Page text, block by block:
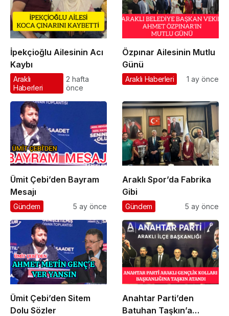
İpekçioğlu Ailesinin Acı
Kaybı
Araklı
Haberleri
2 hafta
önce
Özpınar Ailesinin Mutlu
Günü
Araklı Haberleri 1 ay önce
Ümit Çebi’den Bayram
Mesajı
Gündem 5 ay önce
Araklı Spor’da Fabrika
Gibi
Gündem 5 ay önce
Ümit Çebi’den Sitem
Dolu Sözler
Anahtar Parti’den
Batuhan Taşkın’a